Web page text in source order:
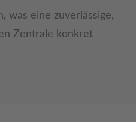
was eine zuverlässige,
Zentrale konkret